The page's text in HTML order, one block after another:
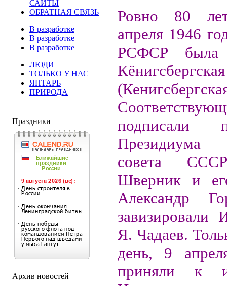
САЙТЫ
ОБРАТНАЯ СВЯЗЬ
В разработке
В разработке
В разработке
ЛЮДИ
ТОЛЬКО У НАС
ЯНТАРЬ
ПРИРОДА
Праздники
Архив новостей
Ровно 80
апреля 1946
РСФСР была
Кёнигсбергская
подписали
Президиума
совета
Шверник и
Александр
Я. Чадаев.
день, 9
приняли к